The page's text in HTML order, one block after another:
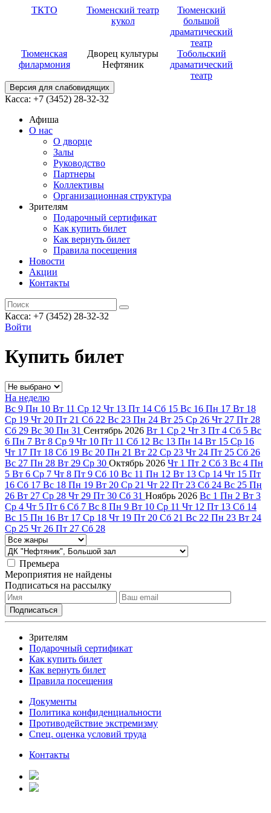
ТКТО
Тюменский театр
кукол
Тюменский
большой
драматический
театр
Тюменская
филармония
Дворец культуры
Нефтяник
Тобольский
драматический
театр
Версия для слабовидящих
Касса: +7 (3452) 28-32-32
Афиша
О нас
О дворце
Залы
Руководство
Партнеры
Коллективы
Организационная структура
Зрителям
Подарочный сертификат
Как купить билет
Как вернуть билет
Правила посещения
Новости
Акции
Контакты
Касса: +7 (3452) 28-32-32
Войти
Купить билет
На неделю
Вс 9 Пн 10 Вт 11 Ср 12 Чт 13 Пт 14 Сб 15 Вс 16 Пн 17 Вт 18
Ср 19 Чт 20 Пт 21 Сб 22 Вс 23 Пн 24 Вт 25 Ср 26 Чт 27 Пт 28
Сб 29 Вс 30 Пн 31 Сентябрь 2026 Вт 1 Ср 2 Чт 3 Пт 4 Сб 5 Вс
6 Пн 7 Вт 8 Ср 9 Чт 10 Пт 11 Сб 12 Вс 13 Пн 14 Вт 15 Ср 16
Чт 17 Пт 18 Сб 19 Вс 20 Пн 21 Вт 22 Ср 23 Чт 24 Пт 25 Сб 26
Вс 27 Пн 28 Вт 29 Ср 30 Октябрь 2026 Чт 1 Пт 2 Сб 3 Вс 4 Пн
5 Вт 6 Ср 7 Чт 8 Пт 9 Сб 10 Вс 11 Пн 12 Вт 13 Ср 14 Чт 15 Пт
16 Сб 17 Вс 18 Пн 19 Вт 20 Ср 21 Чт 22 Пт 23 Сб 24 Вс 25 Пн
26 Вт 27 Ср 28 Чт 29 Пт 30 Сб 31 Ноябрь 2026 Вс 1 Пн 2 Вт 3
Ср 4 Чт 5 Пт 6 Сб 7 Вс 8 Пн 9 Вт 10 Ср 11 Чт 12 Пт 13 Сб 14
Вс 15 Пн 16 Вт 17 Ср 18 Чт 19 Пт 20 Сб 21 Вс 22 Пн 23 Вт 24
Ср 25 Чт 26 Пт 27 Сб 28
Премьера
Мероприятия не найдены
Подписаться на рассылку
Зрителям
Подарочный сертификат
Как купить билет
Как вернуть билет
Правила посещения
Документы
Политика конфиденциальности
Противодействие экстремизму
Спец. оценка условий труда
Контакты